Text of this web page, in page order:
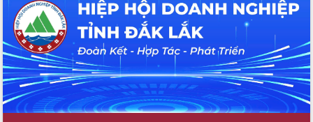
hiện nhiệm vụ quản lý tài sản công
hàng tuần
Tháo gỡ những vướng mắc, đẩy mạnh
công tác cải cách thủ tục hành chính
tại Trung tâm Phục vụ hành chính
công tỉnh
Đắk Lắk: Tôn vinh 46 giải pháp tại Hội
thi Sáng tạo Kỹ thuật 2024 - 2025